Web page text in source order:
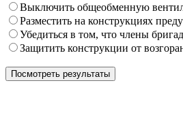
Выключить общеобменную
Разместить на конструкциях
Убедиться в том, что члены
Защитить конструкции от